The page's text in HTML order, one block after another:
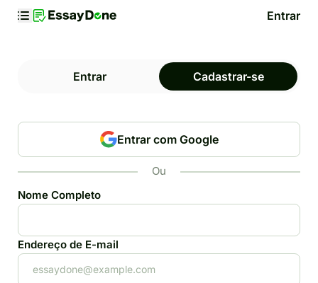
Entrar
Entrar Cadastrar-se
Entrar com Google
Ou
Nome Completo
Endereço de E-mail